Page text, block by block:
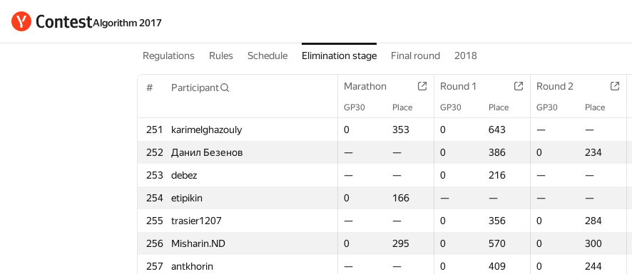
Algorithm 2017
Regulations Rules Schedule Elimination stage Final round 2018
# Participant Marathon Round 1 Round 2
GP30 Place GP30 Place GP30 Place
251 karimelghazouly 0 353 0 643 — —
252
Данил Безенов — — 0 386 0 234
253
debez — — 0 216 — —
254
etipikin 0 166 — — — —
255
trasier1207 — — 0 356 0 284
256
Misharin.ND 0 295 0 570 0 300
257
antkhorin — — 0 409 0 244